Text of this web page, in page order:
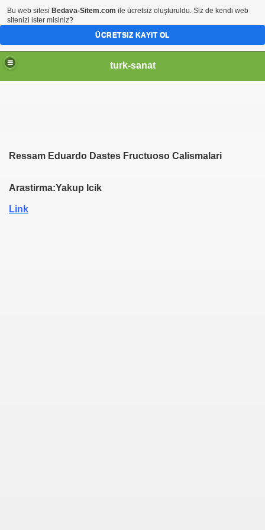
turk-sanat
Ressam Eduardo Dastes Fructuoso Calismalari
Arastirma:Yakup Icik
Link
Bu web sitesi Bedava-Sitem.com ile ücretsiz oluşturuldu. Siz de kendi web
sitenizi ister misiniz?
ÜCRETSIZ KAYIT OL